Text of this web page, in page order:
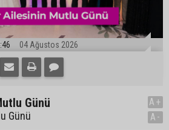
04 Ağustos 2026
Günü
Günü
A+
A-